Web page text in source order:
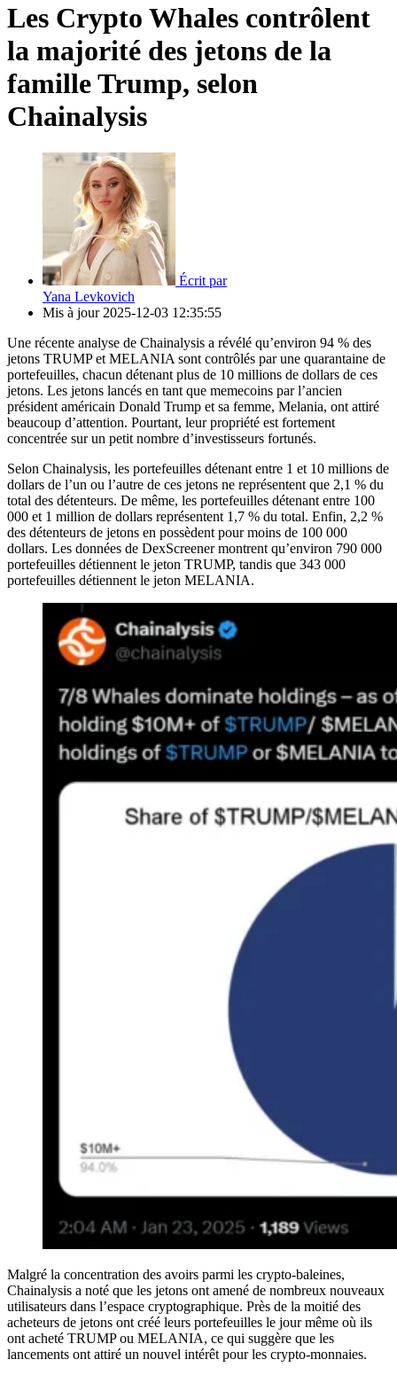
Les Crypto Whales contrôlent
la majorité des jetons de la
famille Trump, selon
Chainalysis
Écrit par
Yana Levkovich
Mis à jour 2025-12-03 12:35:55
Une récente analyse de Chainalysis a révélé qu’environ 94 % des
jetons TRUMP et MELANIA sont contrôlés par une quarantaine de
portefeuilles, chacun détenant plus de 10 millions de dollars de ces
jetons. Les jetons lancés en tant que memecoins par l’ancien
président américain Donald Trump et sa femme, Melania, ont attiré
beaucoup d’attention. Pourtant, leur propriété est fortement
concentrée sur un petit nombre d’investisseurs fortunés.
Selon Chainalysis, les portefeuilles détenant entre 1 et 10 millions de
dollars de l’un ou l’autre de ces jetons ne représentent que 2,1 % du
total des détenteurs. De même, les portefeuilles détenant entre 100
000 et 1 million de dollars représentent 1,7 % du total. Enfin, 2,2 %
des détenteurs de jetons en possèdent pour moins de 100 000
dollars. Les données de DexScreener montrent qu’environ 790 000
portefeuilles détiennent le jeton TRUMP, tandis que 343 000
portefeuilles détiennent le jeton MELANIA.
Malgré la concentration des avoirs parmi les crypto-baleines,
Chainalysis a noté que les jetons ont amené de nombreux nouveaux
utilisateurs dans l’espace cryptographique. Près de la moitié des
acheteurs de jetons ont créé leurs portefeuilles le jour même où ils
ont acheté TRUMP ou MELANIA, ce qui suggère que les
lancements ont attiré un nouvel intérêt pour les crypto-monnaies.